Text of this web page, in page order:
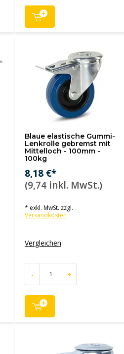
Blaue elastische Gummi-
Lenkrolle gebremst mit
Mittelloch - 100mm -
100kg
8,18 €*
(9,74 inkl. MwSt.)
* exkl. MwSt. zzgl.
Versandkosten
Vergleichen
- +